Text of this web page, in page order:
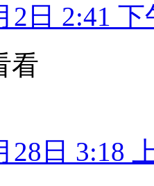
2日 2:41 下
看
28日 3:18